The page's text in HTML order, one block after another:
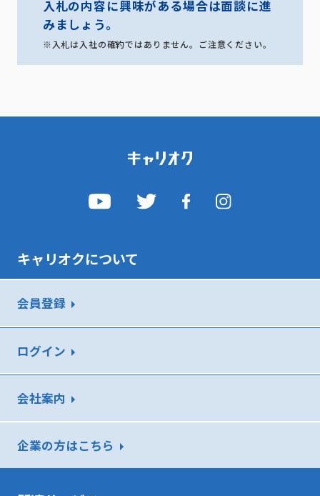
入札の内容に興味がある場合は面談に進
みましょう。
※入札は入社の確約ではありません。ご注意ください。
キャリオクについて
会員登録
ログイン
会社案内
企業の方はこちら